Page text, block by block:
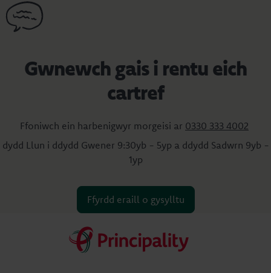
Gwnewch gais i rentu eich
cartref
Ffoniwch ein harbenigwyr morgeisi ar 0330 333 4002
dydd Llun i ddydd Gwener 9:30yb - 5yp a ddydd Sadwrn 9yb -
1yp
Ffyrdd eraill o gysylltu